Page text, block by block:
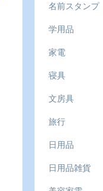
名前スタンプ
学用品
家電
寝具
文房具
旅行
日用品
日用品雑貨